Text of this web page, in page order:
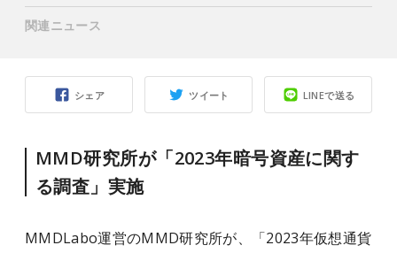
シェア ツイート LINEで送る
MMD研究所が「2023年暗号資産に関す
る調査」実施
MMDLabo運営のMMD研究所が、「2023年仮想通貨
関連ニュース